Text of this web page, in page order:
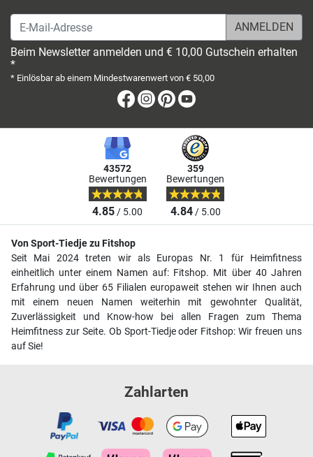
E-Mail-Adresse
Beim Newsletter anmelden und € 10,00 Gutschein erhalten
*
* Einlösbar ab einem Mindestwarenwert von € 50,00
Facebook
Instagram
Pinterest
43572
Bewertungen
4.85/ 5.00
359
Bewertungen
4.84/ 5.00
Von Sport-Tiedje zu Fitshop
Seit Mai 2024 treten wir als Europas Nr. 1 für Heimfitness
einheitlich unter einem Namen auf: Fitshop. Mit über 40 Jahren
Erfahrung und über 65 Filialen europaweit stehen wir Ihnen auch
mit einem neuen Namen weiterhin mit gewohnter Qualität,
Zuverlässigkeit und Know-how bei allen Fragen zum Thema
Heimfitness zur Seite. Ob Sport-Tiedje oder Fitshop: Wir freuen uns
auf Sie!
Zahlarten